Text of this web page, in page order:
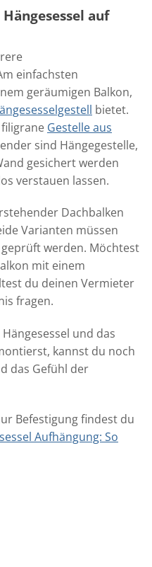
auf
einfachsten
geräumigen Balkon,
bietet.
Gestelle aus
sind Hängegestelle,
gesichert werden
verstauen lassen.
Dachbalken
Varianten müssen
werden. Möchtest
mit einem
du deinen Vermieter
fragen.
und das
kannst du noch
das Gefühl der
Befestigung findest du
Aufhängung: So